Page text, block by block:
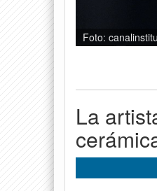
Foto:
La